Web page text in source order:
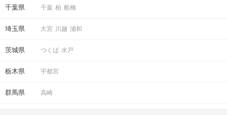
千葉県 千葉 柏 船橋
埼玉県 大宮 川越 浦和
茨城県 つくば 水戸
栃木県 宇都宮
群馬県 高崎